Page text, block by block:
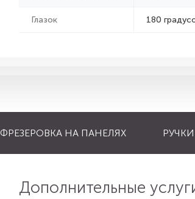
Глазок 180
ФРЕЗЕРОВКА НА ПАНЕЛЯХ РУЧКИ
Дополнительные